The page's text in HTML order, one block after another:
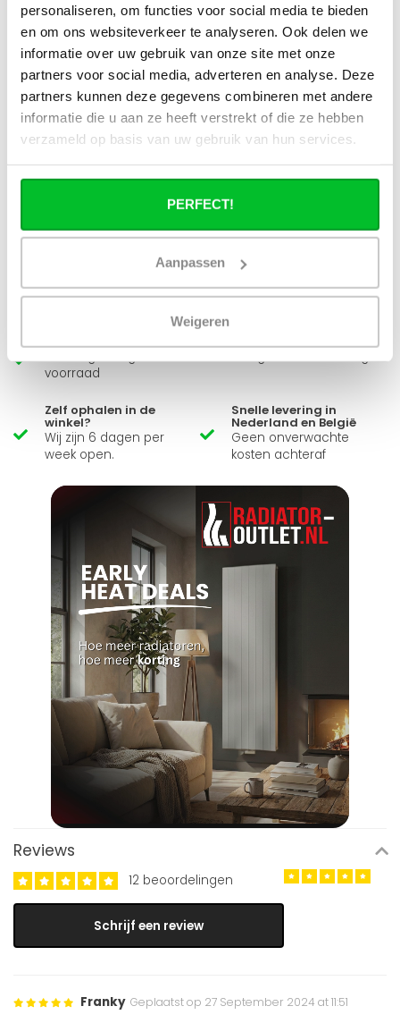
personaliseren, om functies voor social media te bieden
en om ons websiteverkeer te analyseren. Ook delen we
informatie over uw gebruik van onze site met onze
partners voor social media, adverteren en analyse. Deze
partners kunnen deze gegevens combineren met andere
informatie die u aan ze heeft verstrekt of die ze hebben
verzameld op basis van uw gebruik van hun services.
PERFECT!
Aanpassen
Weigeren
Kan ik alle radiatoren op de website
toepassen in combinatie met
stadsverwarming?
Werkt een paneelradiator ook bij 40
graden aanvoertemperatuur?
Simon helpt je graag en kan al je vragen beantwoorden.
Stuur een bericht
voorraad
Zelf ophalen in de
winkel?
Wij zijn 6 dagen per
week open.
Snelle levering in
Nederland en België
Geen onverwachte
kosten achteraf
Reviews
12 beoordelingen
Schrijf een review
Franky Geplaatst op 27 September 2024 at 11:51